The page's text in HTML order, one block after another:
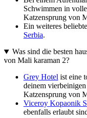
Schwimmen in
Katzensprung von
Ein weiteres
Serbia.
Was sind die besten
von Mali karaman 2?
Grey Hotel ist eine
deinem
Katzensprung von
Viceroy Kopaonik
ebenfalls erlaubt